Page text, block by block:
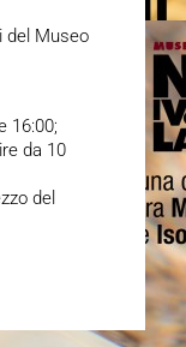
del Museo
16:00;
da 10
del